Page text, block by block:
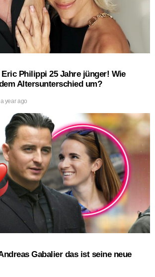
Philippi 25 Jahre jünger! Wie
Altersunterschied um?
year ago
Gabalier das ist seine neue